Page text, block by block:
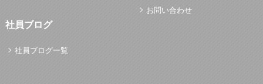
社員ブログ
社員ブログ一覧
お問い合わせ